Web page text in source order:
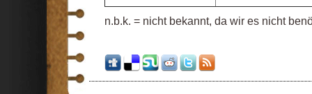
n.b.k. = nicht bekannt, da wir es nicht